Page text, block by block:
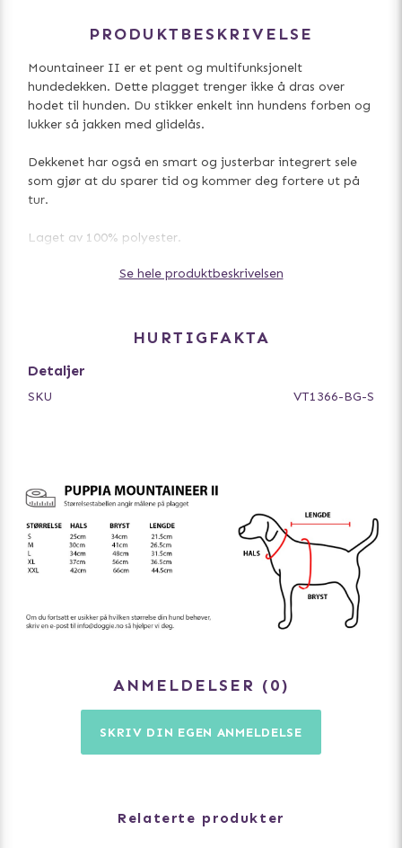
PRODUKTBESKRIVELSE
Mountaineer II er et pent og multifunksjonelt
hundedekken. Dette plagget trenger ikke å dras over
hodet til hunden. Du stikker enkelt inn hundens forben og
lukker så jakken med glidelås.
Dekkenet har også en smart og justerbar integrert sele
som gjør at du sparer tid og kommer deg fortere ut på
tur.
Laget av 100% polyester.
hundens mål passer med plagget. For å velge rett
når du måler rundt brystkassen til hunden. For en hund
Se hele produktbeskrivelsen
HURTIGFAKTA
Detaljer
SKU VT1366-BG-S
ANMELDELSER 0
SKRIV DIN EGEN ANMELDELSE
Relaterte produkter